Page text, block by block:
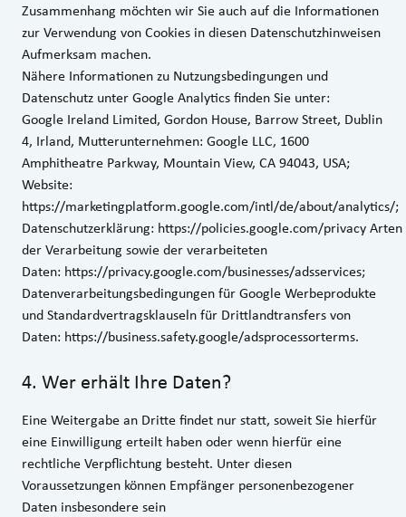
Zusammenhang möchten wir Sie auch auf die Informationen
zur Verwendung von Cookies in diesen Datenschutzhinweisen
Aufmerksam machen.
Nähere Informationen zu Nutzungsbedingungen und
Datenschutz unter Google Analytics finden Sie unter:
Google Ireland Limited, Gordon House, Barrow Street, Dublin
4, Irland, Mutterunternehmen: Google LLC, 1600
Amphitheatre Parkway, Mountain View, CA 94043, USA;
Website:
https://marketingplatform.google.com/intl/de/about/analytics/;
Datenschutzerklärung: https://policies.google.com/privacyArten
der Verarbeitung sowie der verarbeiteten
Daten: https://privacy.google.com/businesses/adsservices;
Datenverarbeitungsbedingungen für Google Werbeprodukte
und Standardvertragsklauseln für Drittlandtransfers von
Daten: https://business.safety.google/adsprocessorterms.
4. Wer erhält Ihre Daten?
Eine Weitergabe an Dritte findet nur statt, soweit Sie hierfür
eine Einwilligung erteilt haben oder wenn hierfür eine
rechtliche Verpflichtung besteht. Unter diesen
Voraussetzungen können Empfänger personenbezogener
Daten insbesondere sein